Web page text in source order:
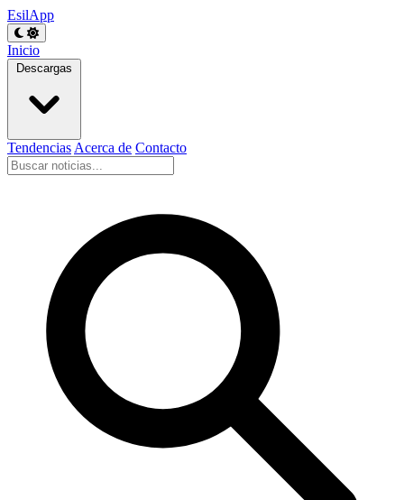
EsilApp
Inicio
Descargas
Tendencias Acerca de Contacto